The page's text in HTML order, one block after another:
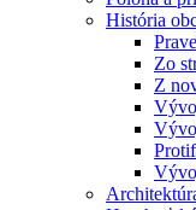
História
Zo
Z